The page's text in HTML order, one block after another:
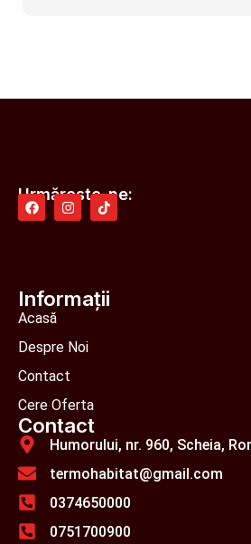
Urmărește-ne:
Informații
Acasă
Despre Noi
Contact
Cere Oferta
Contact
Humorului, nr. 960, Scheia,
termohabitat@gmail.com
0374650000
0751700900